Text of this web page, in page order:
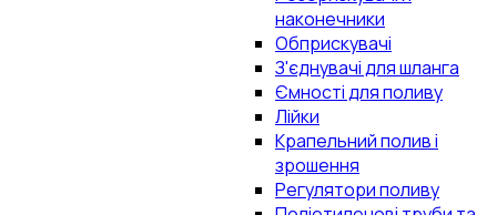
наконечники
Обприскувачі
З'єднувачі для шланга
Ємності для поливу
Лійки
Крапельний полив і
зрошення
Регулятори поливу